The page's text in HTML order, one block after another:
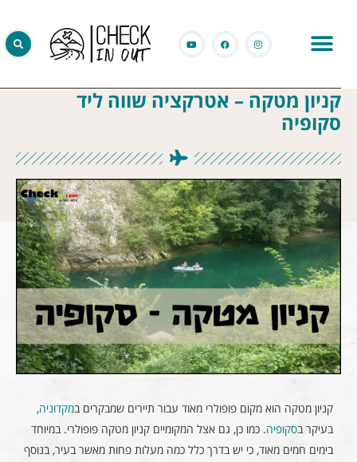
קניון מטקה – אטרקציה שווה ליד
סקופיה
קניון מטקה הוא מקום פופולרי מאוד עבור תיירים שמבקרים ב מקדוניה,
בעיקר בסקופיה. כמו כן, גם אצל המקומיים קניון מטקה פופולרי. במיוחד
בימים חמים מאוד, כי יש בדרך כלל כמה מעלות פחות מאשר בעיר, בנוסף